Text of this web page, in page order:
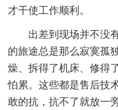
才干使工作顺利。
出差到现场并不没
的旅途总是那么寂寞孤
燥、拆得了机床、修得
怕累。这些都是售后技
敢的抗，抗不了就放一